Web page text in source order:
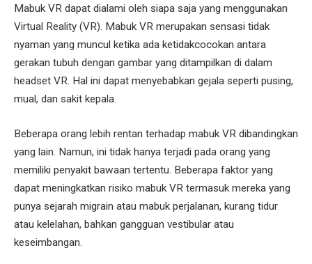
Mabuk VR dapat dialami oleh siapa saja yang menggunakan
Virtual Reality (VR). Mabuk VR merupakan sensasi tidak
nyaman yang muncul ketika ada ketidakcocokan antara
gerakan tubuh dengan gambar yang ditampilkan di dalam
headset VR. Hal ini dapat menyebabkan gejala seperti pusing,
mual, dan sakit kepala.
Beberapa orang lebih rentan terhadap mabuk VR dibandingkan
yang lain. Namun, ini tidak hanya terjadi pada orang yang
memiliki penyakit bawaan tertentu. Beberapa faktor yang
dapat meningkatkan risiko mabuk VR termasuk mereka yang
punya sejarah migrain atau mabuk perjalanan, kurang tidur
atau kelelahan, bahkan gangguan vestibular atau
keseimbangan.